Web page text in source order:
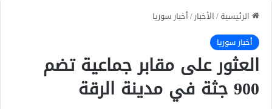
الرئيسية/الأخبار/أخبار سوريا
أخبار سوريا
العثور على مقابر جماعية تضم
900 جثة في مدينة الرقة